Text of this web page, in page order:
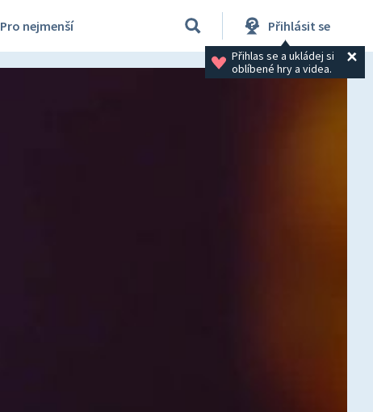
Pro nejmenší Přihlásit se
Přihlas se a ukládej si
oblíbené hry a videa.